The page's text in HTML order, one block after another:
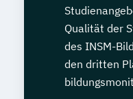
Qualität der
des INSM-
den dritten